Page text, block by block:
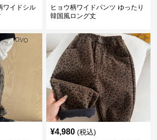
ワイドシル
ヒョウ柄ワイドパンツ ゆったり
韓国風ロング丈
¥4,980 (税込)